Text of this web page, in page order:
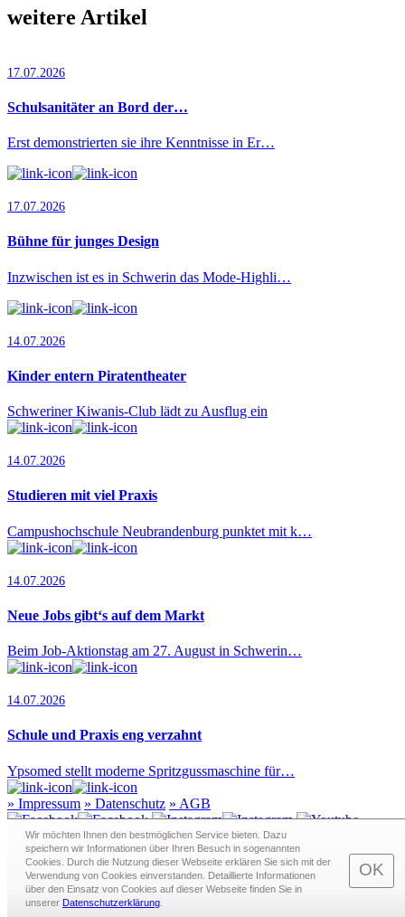
weitere Artikel
17.07.2026
Schulsanitäter an Bord der…
Erst demonstrierten sie ihre Kenntnisse in Er…
17.07.2026
Bühne für junges Design
Inzwischen ist es in Schwerin das Mode-Highli…
14.07.2026
Kinder entern Piratentheater
Schweriner Kiwanis-Club lädt zu Ausflug ein
14.07.2026
Studieren mit viel Praxis
Campushochschule Neubrandenburg punktet mit k…
14.07.2026
Neue Jobs gibt‘s auf dem Markt
Beim Job-Aktionstag am 27. August in Schwerin…
14.07.2026
Schule und Praxis eng verzahnt
Ypsomed stellt moderne Spritzgussmaschine für…
» Impressum » Datenschutz » AGB
Redaktion · Graf-Schack-Alle 8 · 19053 Schwerin
Telefon:0385 - 63 83 281· Fax: 0385 - 63 83 279 · Mail:
redaktion@schwerin.live
Wir möchten Ihnen den bestmöglichen Service bieten. Dazu
speichern wir Informationen über Ihren Besuch in sogenann­ten
Cookies. Durch die Nutzung dieser Webseite erklären Sie sich mit der
Verwendung von Cookies einverstanden. Detaillierte Informationen
über den Einsatz von Cookies auf dieser Webseite finden Sie in
unserer Datenschutzerklärung
OK